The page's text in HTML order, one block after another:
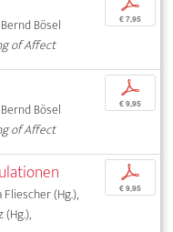
Bösel
of Affect
€ 7,95
Bösel
of Affect
p
€ 9,95
(Hg.),
(Hg.),
p
€ 9,95